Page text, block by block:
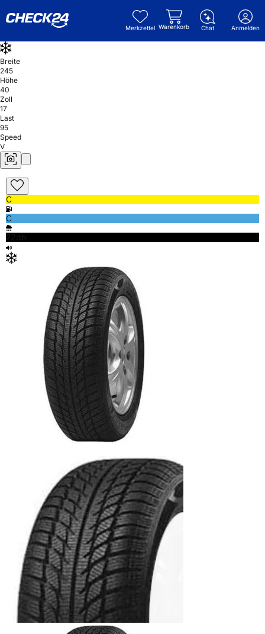
Merkzettel Warenkorb Chat Anmelden
Breite
245
Höhe
40
Zoll
17
Last
95
Speed
V
C
C
72db